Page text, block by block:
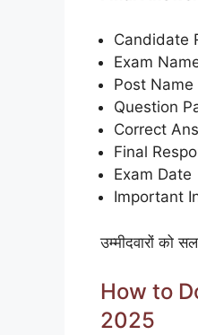
Candidate
Exam
Post Name
Question
Correct
Final
Exam Date
Important
उम्मीदवारों को
How to
2025